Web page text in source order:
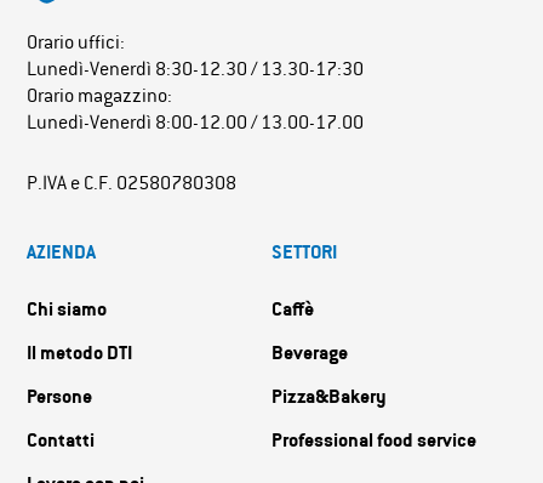
Orario uffici:
Lunedì-Venerdì 8:30-12.30 / 13.30-17:30
Orario magazzino:
Lunedì-Venerdì 8:00-12.00 / 13.00-17.00
P.IVA e C.F. 02580780308
AZIENDA
Chi siamo
Il metodo DTI
Persone
Contatti
SETTORI
Caffè
Beverage
Pizza&Bakery
Professional food service